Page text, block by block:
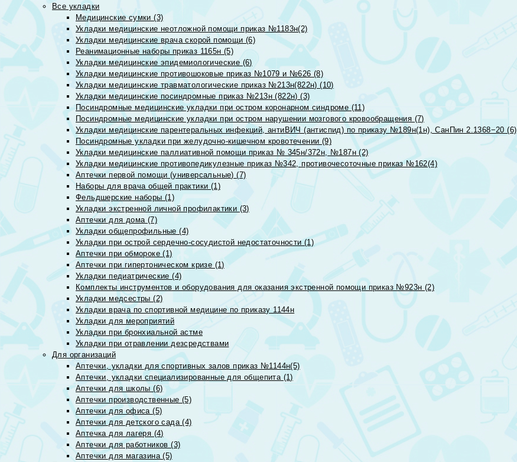
Все укладки
Медицинские сумки (3)
Укладки медицинские неотложной помощи приказ №1183н(2)
Укладки медицинские врача скорой помощи (6)
Реанимационные наборы приказ 1165н (5)
Укладки медицинские эпидемиологические (6)
Укладки медицинские противошоковые приказ №1079 и №626 (8)
Укладки медицинские травматологические приказ №213н(822н) (10)
Укладки медицинские посиндромные приказ №213н (822н) (3)
Посиндромные медицинские укладки при остром коронарном синдроме (11)
Посиндромные медицинские укладки при остром нарушении мозгового кровообращения (7)
Укладки медицинские парентеральных инфекций, антиВИЧ (антиспид) по приказу №189н(1н), СанПин 2.1368−20 (6)
Посиндромные укладки при желудочно-кишечном кровотечении (9)
Укладки медицинские паллиативной помощи приказ № 345н/372н, №187н (2)
Укладки медицинские противопедикулезные приказ №342, противочесоточные приказ №162(4)
Аптечки первой помощи (универсальные) (7)
Наборы для врача общей практики (1)
Фельдшерские наборы (1)
Укладки экстренной личной профилактики (3)
Аптечки для дома (7)
Укладки общепрофильные (4)
Укладки при острой сердечно-сосудистой недостаточности (1)
Аптечки при обмороке (1)
Аптечки при гипертоническом кризе (1)
Укладки педиатрические (4)
Комплекты инструментов и оборудования для оказания экстренной помощи приказ №923н (2)
Укладки медсестры (2)
Укладки врача по спортивной медицине по приказу 1144н
Укладки для мероприятий
Укладки при бронхиальной астме
Укладки при отравлении дезсредствами
Для организаций
Аптечки, укладки для спортивных залов приказ №1144н(5)
Аптечки, укладки специализированные для общепита (1)
Аптечки для школы (6)
Аптечки производственные (5)
Аптечки для офиса (5)
Аптечки для детского сада (4)
Аптечка для лагеря (4)
Аптечки для работников (3)
Аптечки для магазина (5)